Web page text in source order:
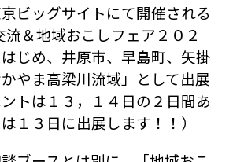
ビッグサイトにて開催される
流＆地域おこしフェア２０２
じめ、井原市、早島町、矢掛
やま高梁川流域」として出展
トは１３，１４日の２日間あ
１３日に出展します！！）